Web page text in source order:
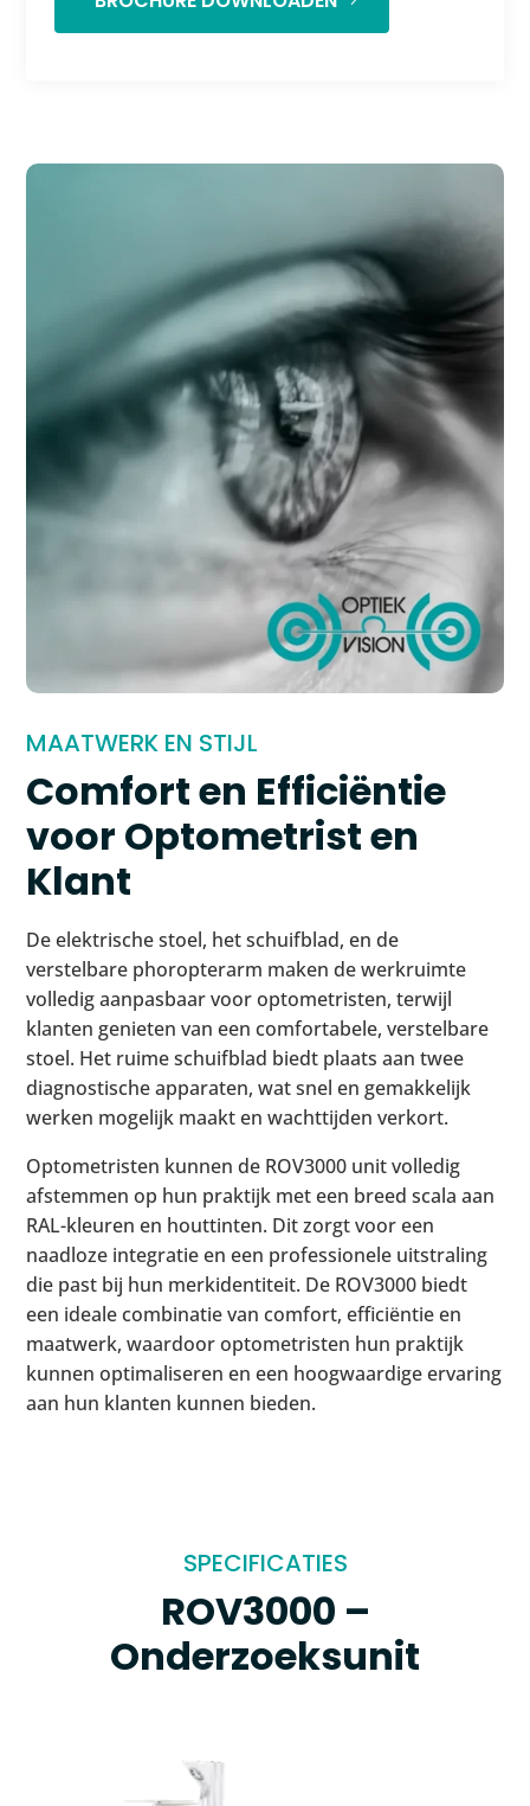
MAATWERK EN STIJL
Comfort en Efficiëntie
voor Optometrist en
Klant
De elektrische stoel, het schuifblad, en de
verstelbare phoropterarm maken de werkruimte
volledig aanpasbaar voor optometristen, terwijl
klanten genieten van een comfortabele, verstelbare
stoel. Het ruime schuifblad biedt plaats aan twee
diagnostische apparaten, wat snel en gemakkelijk
werken mogelijk maakt en wachttijden verkort.
Optometristen kunnen de ROV3000 unit volledig
afstemmen op hun praktijk met een breed scala aan
RAL-kleuren en houttinten. Dit zorgt voor een
naadloze integratie en een professionele uitstraling
die past bij hun merkidentiteit. De ROV3000 biedt
een ideale combinatie van comfort, efficiëntie en
maatwerk, waardoor optometristen hun praktijk
kunnen optimaliseren en een hoogwaardige ervaring
aan hun klanten kunnen bieden.
SPECIFICATIES
ROV3000 –
Onderzoeksunit